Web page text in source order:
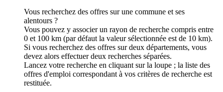
Vous recherchez des offres sur une commune et ses
alentours ?
Vous pouvez y associer un rayon de recherche compris entre
0 et 100 km (par défaut la valeur sélectionnée est de 10 km).
Si vous recherchez des offres sur deux départements, vous
devez alors effectuer deux recherches séparées.
Lancez votre recherche en cliquant sur la loupe ; la liste des
offres d'emploi correspondant à vos critères de recherche est
restituée.